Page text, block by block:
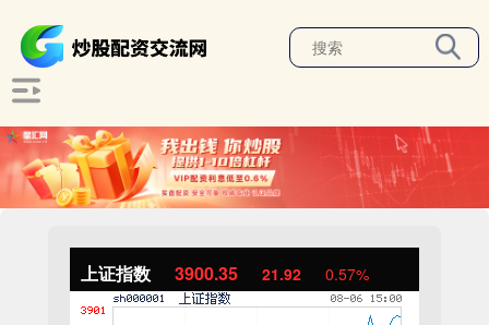
上证指数 3900.35 21.92 0.57%